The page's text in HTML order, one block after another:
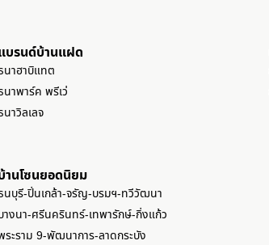
บรนด์บ้านแฝด
นาฮาบิแทต
นาพาร์ค พรีเว่
นาวิลเลจ
านโซนยอดนิยม
นบุรี-ปิ่นเกล้า-จรัญ-บรมฯ-ทวีวัฒนา
างนา-ศรีนครินทร์-เทพารักษ์-กิ่งแก้ว
ระราม 9-พัฒนาการ-ลาดกระบัง